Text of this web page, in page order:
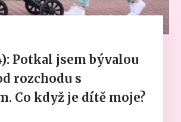
Potkal jsem bývalou
rozchodu s
Co když je dítě moje?